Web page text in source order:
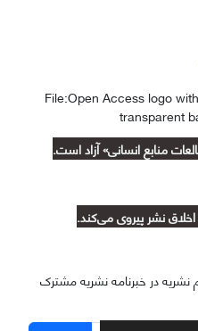
منابع انسانی» آزاد است.
اخلاق نشر پیروی می‌کند.
نشریه در خبرنامه نشریه مشترک